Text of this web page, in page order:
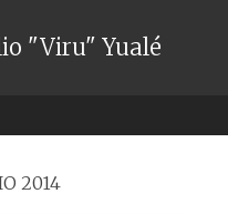
"Viru" Yualé
2014